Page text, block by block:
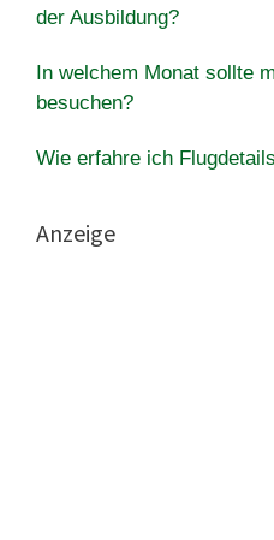
der Ausbildung?
In welchem ​​Monat sollte
besuchen?
Wie erfahre ich
Anzeige